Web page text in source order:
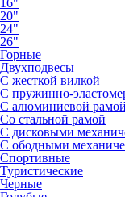
16"
20"
24"
26"
Горные
Двухподвесы
С жесткой вилкой
С пружинно-
С алюминиевой рамой
Со стальной рамой
С дисковыми
С ободными
Спортивные
Туристические
Черные